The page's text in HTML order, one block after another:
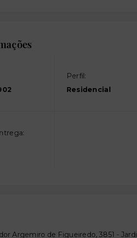
Perfil:
Residencial
Argemiro de Figueiredo, 3851 -